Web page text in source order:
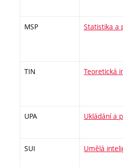
MSP Statistika a
TIN Teoretická
UPA Ukládání a
SUI Umělá